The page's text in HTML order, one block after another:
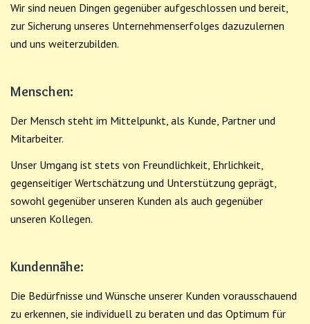
Wir sind neuen Dingen gegenüber aufgeschlossen und bereit,
zur Sicherung unseres Unternehmenserfolges dazuzulernen
und uns weiterzubilden.
Menschen:
Der Mensch steht im Mittelpunkt, als Kunde, Partner und
Mitarbeiter.
Unser Umgang ist stets von Freundlichkeit, Ehrlichkeit,
gegenseitiger Wertschätzung und Unterstützung geprägt,
sowohl gegenüber unseren Kunden als auch gegenüber
unseren Kollegen.
Kundennähe:
Die Bedürfnisse und Wünsche unserer Kunden vorausschauend
zu erkennen, sie individuell zu beraten und das Optimum für